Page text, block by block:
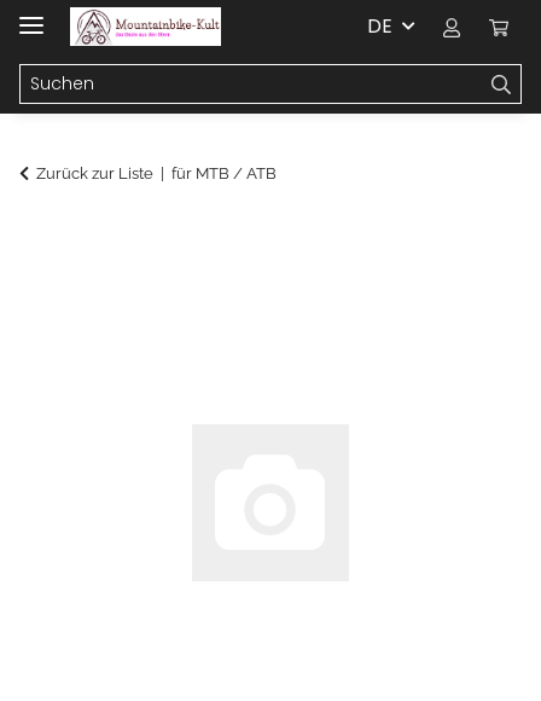
DE
Zurück zur Liste für MTB / ATB